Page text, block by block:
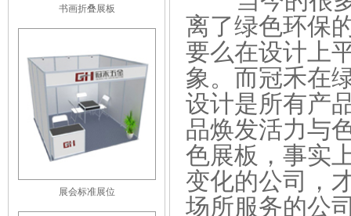
离了绿色环保
要么在设计上
象。而冠禾在
设计是所有产
品焕发活力与
色展板，事实
变化的公司，
场所服务的公
书画折叠展板
展会标准展位